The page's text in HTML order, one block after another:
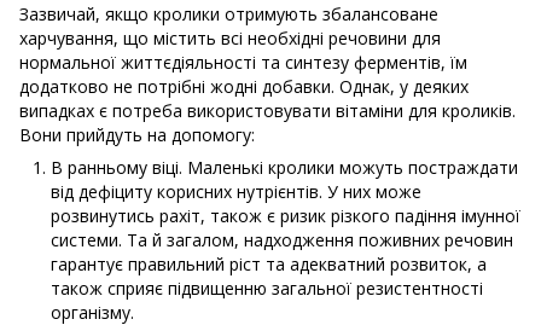
Зазвичай, якщо кролики отримують збалансоване
харчування, що містить всі необхідні речовини для
нормальної життєдіяльності та синтезу ферментів, їм
додатково не потрібні жодні добавки. Однак, у деяких
випадках є потреба використовувати вітаміни для кроликів.
Вони прийдуть на допомогу:
В ранньому віці. Маленькі кролики можуть постраждати
від дефіциту корисних нутрієнтів. У них може
розвинутись рахіт, також є ризик різкого падіння імунної
системи. Та й загалом, надходження поживних речовин
гарантує правильний ріст та адекватний розвиток, а
також сприяє підвищенню загальної резистентності
організму.